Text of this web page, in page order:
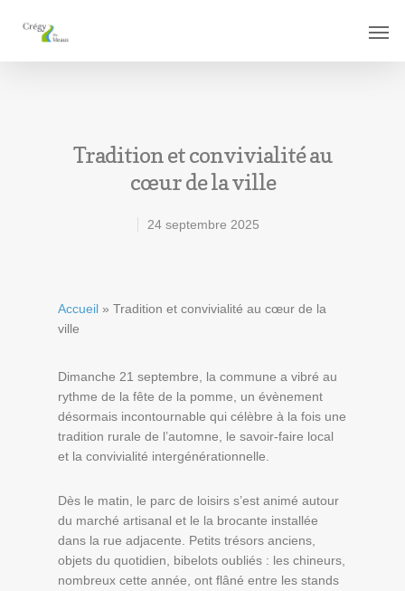
Tradition et convivialité au
cœur de la ville
24 septembre 2025
Accueil » Tradition et convivialité au cœur de la
ville
Dimanche 21 septembre, la commune a vibré au
rythme de la fête de la pomme, un évènement
désormais incontournable qui célèbre à la fois une
tradition rurale de l’automne, le savoir-faire local
et la convivialité intergénérationnelle.
Dès le matin, le parc de loisirs s’est animé autour
du marché artisanal et le la brocante installée
dans la rue adjacente. Petits trésors anciens,
objets du quotidien, bibelots oubliés : les chineurs,
nombreux cette année, ont flâné entre les stands